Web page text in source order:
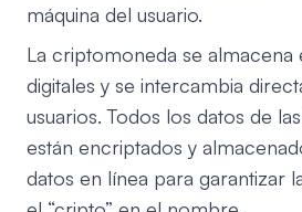
máquina del usuario.
La criptomoneda se almacena
digitales y se intercambia
usuarios. Todos los datos de
están encriptados y
datos en línea para garantizar